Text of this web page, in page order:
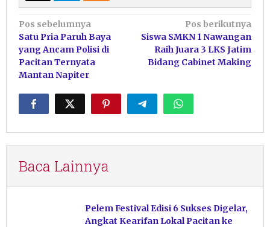
Navigasi
pos
Pos sebelumnya
Satu Pria Paruh Baya
yang Ancam Polisi di
Pacitan Ternyata
Mantan Napiter
Pos berikutnya
Siswa SMKN 1 Nawangan
Raih Juara 3 LKS Jatim
Bidang Cabinet Making
Baca Lainnya
Pelem Festival Edisi 6 Sukses Digelar,
Angkat Kearifan Lokal Pacitan ke